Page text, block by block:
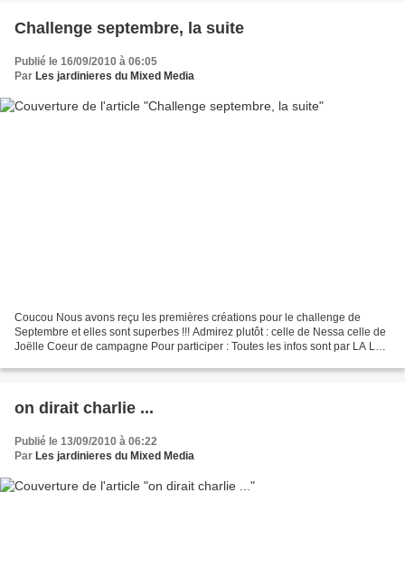
Challenge septembre, la suite
Publié le 16/09/2010 à 06:05
Par Les jardinieres du Mixed Media
Coucou Nous avons reçu les premières créations pour le challenge de
Septembre et elles sont superbes !!! Admirez plutôt : celle de Nessa celle de
Joëlle Coeur de campagne Pour participer : Toutes les infos sont par LA La
on dirait charlie ...
Publié le 13/09/2010 à 06:22
Par Les jardinieres du Mixed Media